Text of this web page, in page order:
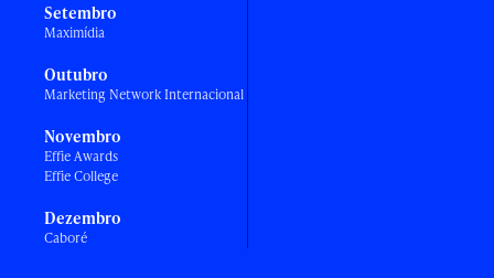
Setembro
Maximídia
Outubro
Marketing Network Internacional
Novembro
Effie Awards
Effie College
Dezembro
Caboré